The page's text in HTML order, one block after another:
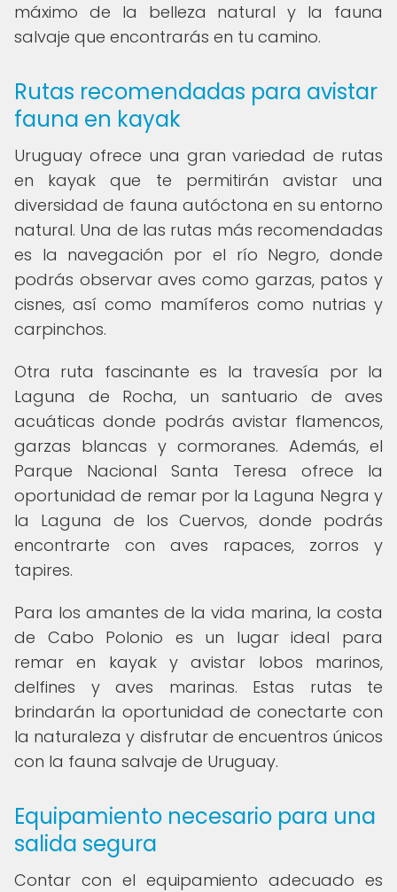
máximo de la belleza natural y la fauna
salvaje que encontrarás en tu camino.
Rutas recomendadas para avistar
fauna en kayak
Uruguay ofrece una gran variedad de rutas
en kayak que te permitirán avistar una
diversidad de fauna autóctona en su entorno
natural. Una de las rutas más recomendadas
es la navegación por el río Negro, donde
podrás observar aves como garzas, patos y
cisnes, así como mamíferos como nutrias y
carpinchos.
Otra ruta fascinante es la travesía por la
Laguna de Rocha, un santuario de aves
acuáticas donde podrás avistar flamencos,
garzas blancas y cormoranes. Además, el
Parque Nacional Santa Teresa ofrece la
oportunidad de remar por la Laguna Negra y
la Laguna de los Cuervos, donde podrás
encontrarte con aves rapaces, zorros y
tapires.
Para los amantes de la vida marina, la costa
de Cabo Polonio es un lugar ideal para
remar en kayak y avistar lobos marinos,
delfines y aves marinas. Estas rutas te
brindarán la oportunidad de conectarte con
la naturaleza y disfrutar de encuentros únicos
con la fauna salvaje de Uruguay.
Equipamiento necesario para una
salida segura
Contar con el equipamiento adecuado es